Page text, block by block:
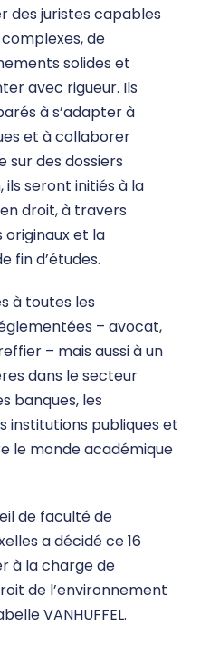
des juristes capables
de
solides et
avec rigueur. Ils
à s’adapter à
et à collaborer
des dossiers
ils seront initiés à la
droit, à travers
originaux et la
fin d’études.
à toutes les
– avocat,
– mais aussi à un
dans le secteur
banques, les
institutions publiques et
le monde académique
de faculté de
a décidé ce 16
à la charge de
de l’environnement
VANHUFFEL.